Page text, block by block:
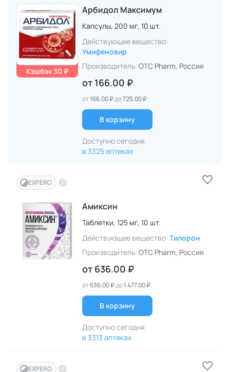
Кэшбэк 30 ₽
Арбидол Максимум
Капсулы, 200 мг, 10 шт.
Действующее вещество:
Умифеновир
Производитель: OTC Pharm, Россия
от 166.00 ₽
от166.00 ₽до725.00 ₽
В корзину
Доступно сегодня
в 3325 аптеках
EXPERO
Амиксин
Таблетки, 125 мг, 10 шт.
Действующее вещество: Тилорон
Производитель: OTC Pharm, Россия
от 636.00 ₽
от636.00 ₽до1 477.00 ₽
В корзину
Доступно сегодня
в 3313 аптеках
EXPERO